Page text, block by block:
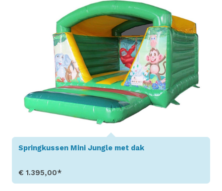
Springkussen Mini Jungle met dak
€ 1.395,00*